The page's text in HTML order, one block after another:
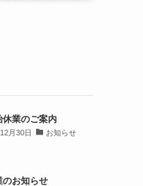
休業のご案内
月30日 お知らせ
のお知らせ